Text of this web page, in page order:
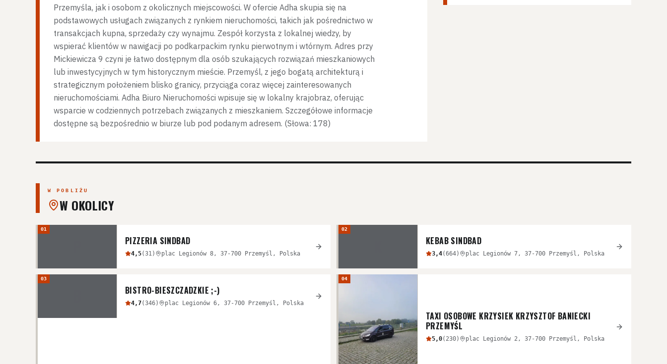
Przemyśla, jak i osobom z okolicznych miejscowości. W ofercie Adha skupia się na
podstawowych usługach związanych z rynkiem nieruchomości, takich jak pośrednictwo w
transakcjach kupna, sprzedaży czy wynajmu. Zespół korzysta z lokalnej wiedzy, by
wspierać klientów w nawigacji po podkarpackim rynku pierwotnym i wtórnym. Adres przy
Mickiewicza 9 czyni je łatwo dostępnym dla osób szukających rozwiązań mieszkaniowych
lub inwestycyjnych w tym historycznym mieście. Przemyśl, z jego bogatą architekturą i
strategicznym położeniem blisko granicy, przyciąga coraz więcej zainteresowanych
nieruchomościami. Adha Biuro Nieruchomości wpisuje się w lokalny krajobraz, oferując
wsparcie w codziennych potrzebach związanych z mieszkaniem. Szczegółowe informacje
dostępne są bezpośrednio w biurze lub pod podanym adresem. (Słowa: 178)
W POBLIŻU
W OKOLICY
01
PIZZERIA SINDBAD
4,5(31 ) plac Legionów 8, 37-700 Przemyśl, Polska
02
KEBAB SINDBAD
3,4(664) plac Legionów 7, 37-700 Przemyśl, Polska
03
BISTRO-BIESZCZADZKIE ;-)
4,7(346) plac Legionów 6, 37-700 Przemyśl, Polska
04
TAXI OSOBOWE KRZYSIEK KRZYSZTOF BANIECKI
PRZEMYŚL
5,0( 230) plac Legionów 2, 37-700 Przemyśl, Polska